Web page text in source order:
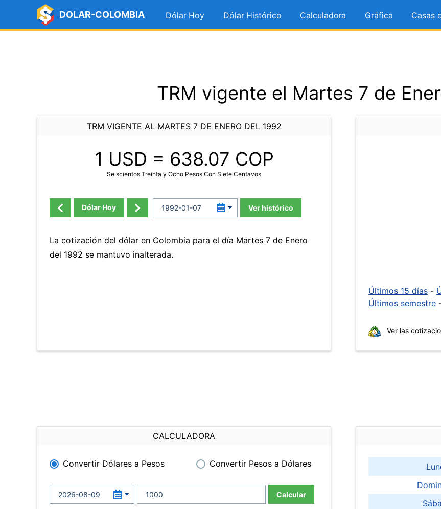
DOLAR-COLOMBIA Dólar Hoy Dólar Histórico Calculadora Gráfica Casas
TRM vigente el Martes 7 de
TRM VIGENTE AL MARTES 7 DE ENERO DEL 1992
1 USD = 638.07 COP
Seiscientos Treinta y Ocho Pesos Con Siete Centavos
Dólar Hoy Ver histórico
La cotización del dólar en Colombia para el día Martes 7 de Enero
del 1992 se mantuvo inalterada.
Últimos 15 días -
Últimos semestre
Ver las
CALCULADORA
Convertir Dólares a Pesos Convertir Pesos a Dólares
Calcular